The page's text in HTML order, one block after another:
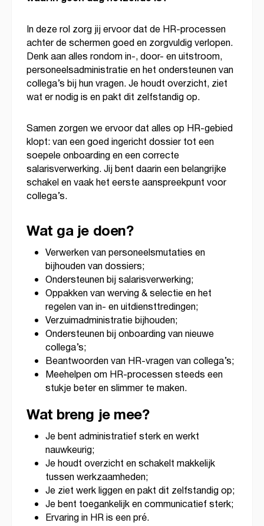
In deze rol zorg jij ervoor dat de HR-processen
achter de schermen goed en zorgvuldig verlopen.
Denk aan alles rondom in-, door- en uitstroom,
personeelsadministratie en het ondersteunen van
collega’s bij hun vragen. Je houdt overzicht, ziet
wat er nodig is en pakt dit zelfstandig op.
Samen zorgen we ervoor dat alles op HR-gebied
klopt: van een goed ingericht dossier tot een
soepele onboarding en een correcte
salarisverwerking. Jij bent daarin een belangrijke
schakel en vaak het eerste aanspreekpunt voor
collega’s.
Wat ga je doen?
Verwerken van personeelsmutaties en
bijhouden van dossiers;
Ondersteunen bij salarisverwerking;
Oppakken van werving & selectie en het
regelen van in- en uitdiensttredingen;
Verzuimadministratie bijhouden;
Ondersteunen bij onboarding van nieuwe
collega’s;
Beantwoorden van HR-vragen van collega’s;
Meehelpen om HR-processen steeds een
stukje beter en slimmer te maken.
Wat breng je mee?
Je bent administratief sterk en werkt
nauwkeurig;
Je houdt overzicht en schakelt makkelijk
tussen werkzaamheden;
Je ziet werk liggen en pakt dit zelfstandig op;
Je bent toegankelijk en communicatief sterk;
Ervaring in HR is een pré.